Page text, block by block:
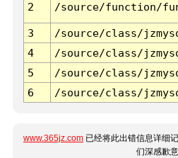
2 /source/function/
3 /source/class/
4
/source/class/
5
/source/class/
6
/source/class/
www.365jz.com 已经将此出错信息详细
们深感歉